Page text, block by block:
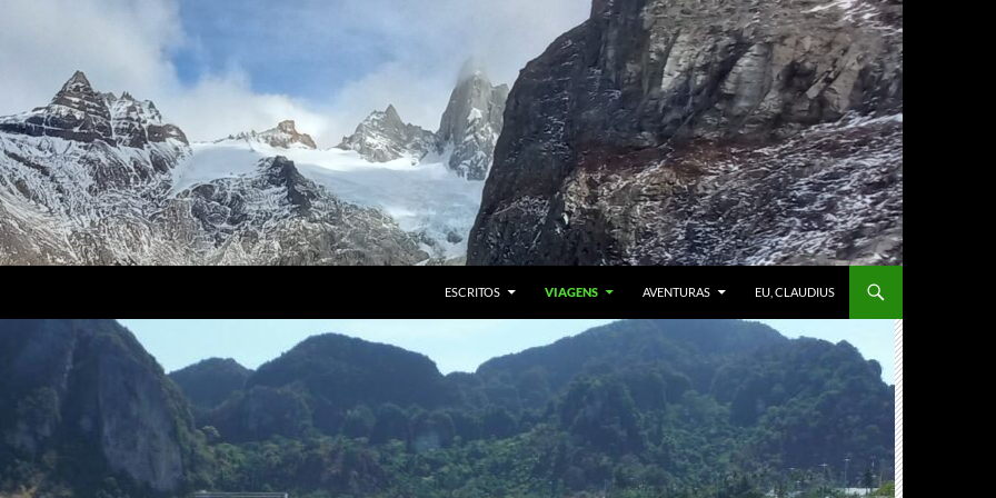
ESCRITOS VIAGENS AVENTURAS EU, CLAUDIUS